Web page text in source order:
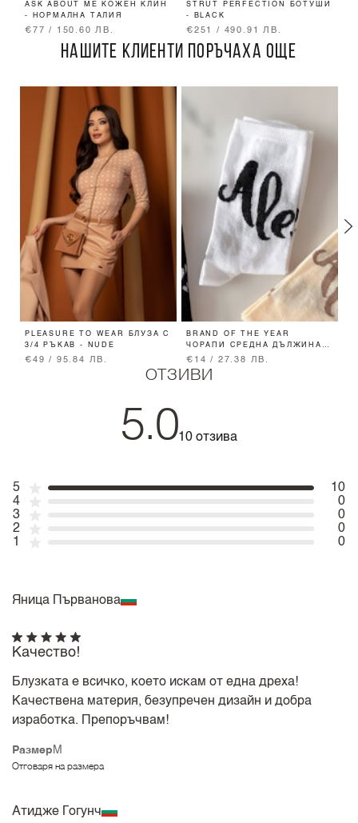
ASK ABOUT ME КОЖЕН КЛИН
- НОРМАЛНА ТАЛИЯ
€77 / 150.60 ЛВ.
STRUT PERFECTION БОТУШИ
- BLACK
€251 / 490.91 ЛВ.
НАШИТЕ КЛИЕНТИ ПОРЪЧАХА ОЩЕ
PLEASURE TO WEAR БЛУЗА С
3/4 РЪКАВ - NUDE
€49 / 95.84 ЛВ.
BRAND OF THE YEAR
ЧОРАПИ СРЕДНА ДЪЛЖИНА -
ECRU
€14 / 27.38 ЛВ.
ОТЗИВИ
5.010 отзива
5
10
4
0
3
0
2
0
1
0
Яница Първанова
Размер M
Отговаря на размера
Качество!
Блузката е всичко, което искам от една дреха!
Качествена материя, безупречен дизайн и добра
изработка. Препоръчвам!
Атидже Гогунч